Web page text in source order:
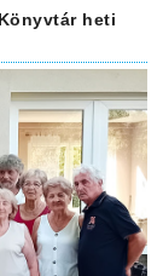
heti